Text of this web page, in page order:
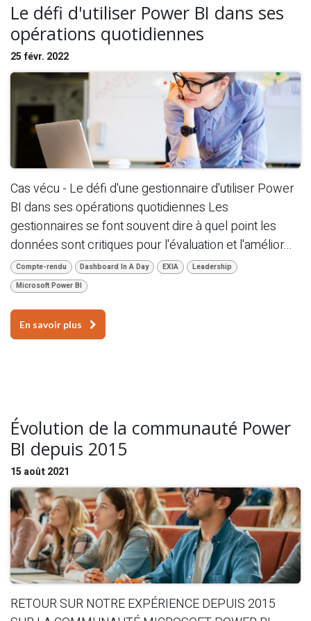
Le défi d'utiliser Power BI dans ses
opérations quotidiennes
25 févr. 2022
Cas vécu - Le défi d'une gestionnaire d'utiliser Power
BI dans ses opérations quotidiennes Les
gestionnaires se font souvent dire à quel point les
données sont critiques pour l'évaluation et l'amélior...
Compte-rendu Dashboard In A Day EXIA
Leadership
Microsoft Power BI
En savoir plus
Évolution de la communauté Power
BI depuis 2015
15 août 2021
RETOUR SUR NOTRE EXPÉRIENCE DEPUIS 2015